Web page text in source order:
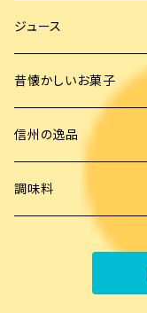
ジュース
昔懐かしいお菓子
信州の逸品
調味料